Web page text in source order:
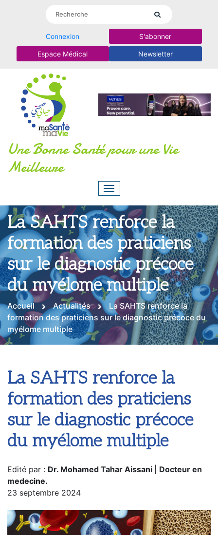
Connexion S'abonner
Espace Médical Newsletter
Une Bonne Santé pour une Vie
Meilleure
La SAHTS renforce la
formation des praticiens
sur le diagnostic précoce
du myélome multiple
Accueil Actualités
La SAHTS renforce la
formation des praticiens sur le diagnostic précoce du
myélome multiple
La SAHTS renforce la
formation des praticiens
sur le diagnostic précoce
du myélome multiple
Edité par : Dr. Mohamed Tahar Aissani
Docteur en
medecine.
23 septembre 2024